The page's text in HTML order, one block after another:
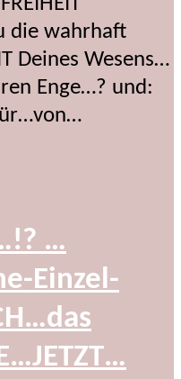
die wahrhaft
Deines Wesens…
Enge…? und:
…
Einzel-